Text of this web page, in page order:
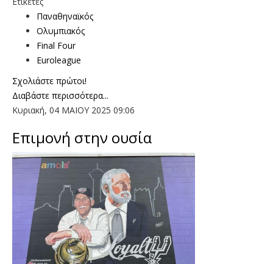
Παναθηναϊκός
Ολυμπιακός
Final Four
Euroleague
Σχολιάστε πρώτοι!
Διαβάστε περισσότερα...
Κυριακή, 04 ΜΑΙΟΥ 2025 09:06
Επιμονή στην ουσία